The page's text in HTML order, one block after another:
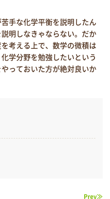
手な化学平衡を説明したん
明しなきゃならない。だか
考える上で、数学の微積は
学分野を勉強したいという
っておいた方が絶対良いか
Prev≫